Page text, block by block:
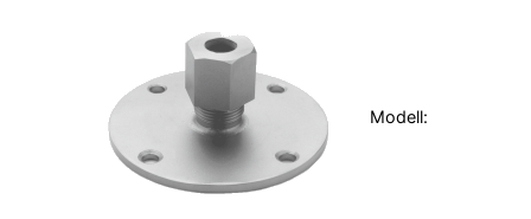
Modell: